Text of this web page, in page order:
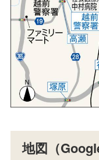
地図（